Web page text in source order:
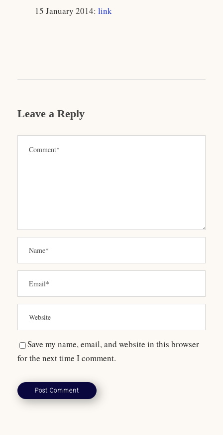
15 January 2014: link
Leave a Reply
Save my name, email, and website in this browser
for the next time I comment.